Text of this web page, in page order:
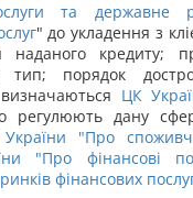
та державне
" до укладення з
наданого кредиту;
тип; порядок
ЦК
регулюють дану
України "Про
"Про фінансові
фінансових